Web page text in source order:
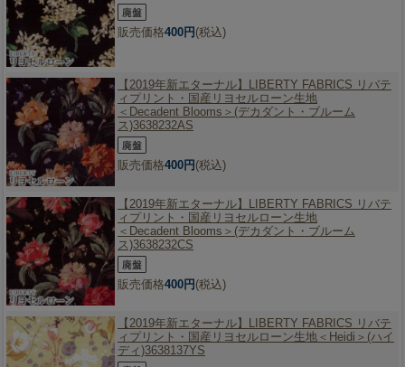
販売価格400円(税込)
【2019年新エターナル】 LIBERTY FABRICS リバテ
ィプリント・国産リヨセルローン生地
＜Decadent Blooms＞(デカダント・ブルーム
ス)3638232AS
販売価格400円(税込)
【2019年新エターナル】 LIBERTY FABRICS リバテ
ィプリント・国産リヨセルローン生地
＜Decadent Blooms＞(デカダント・ブルーム
ス)3638232CS
販売価格400円(税込)
【2019年新エターナル】 LIBERTY FABRICS リバテ
ィプリント・国産リヨセルローン生地＜Heidi＞(ハイ
ディ)3638137YS